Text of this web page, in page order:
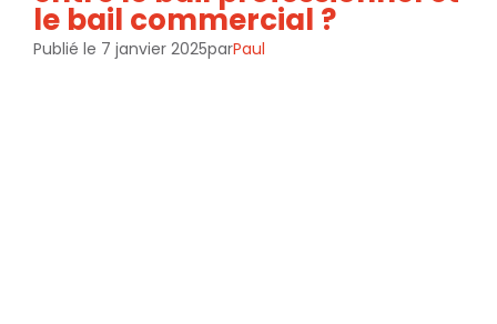
le bail commercial ?
Publié le 7 janvier 2025parPaul